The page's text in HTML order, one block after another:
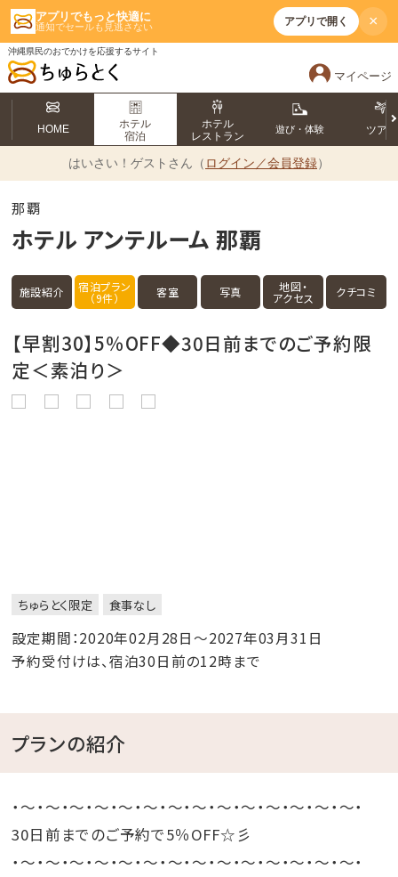
アプリでもっと快適に
通知でセールも見逃さない アプリで開く ×
沖縄県民のおでかけを応援するサイト
マイページ
HOME
ホテル
宿泊
ホテル
レストラン
遊び・体験 ツアー
はいさい！ ゲストさん（ ログイン／会員登録）
那覇
ホテル アンテルーム 那覇
施設紹介 宿泊プラン
（9件） 客室 写真 地図・
アクセス クチコミ
【早割30】5％OFF◆30日前までのご予約限
定＜素泊り＞
ちゅらとく限定 食事なし
設定期間：2020年02月28日～2027年03月31日
予約受付けは、宿泊30日前の12時まで
プランの紹介
・～・～・～・～・～・～・～・～・～・～・～・～・～・～・
30日前までのご予約で5％OFF☆彡
・～・～・～・～・～・～・～・～・～・～・～・～・～・～・